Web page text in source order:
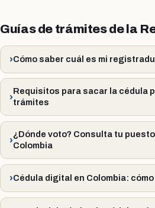
Guías de trámites de la
Cómo saber cuál es mi
Requisitos para sacar la cédula
trámites
¿Dónde voto? Consulta tu
Colombia
Cédula digital en Colombia: